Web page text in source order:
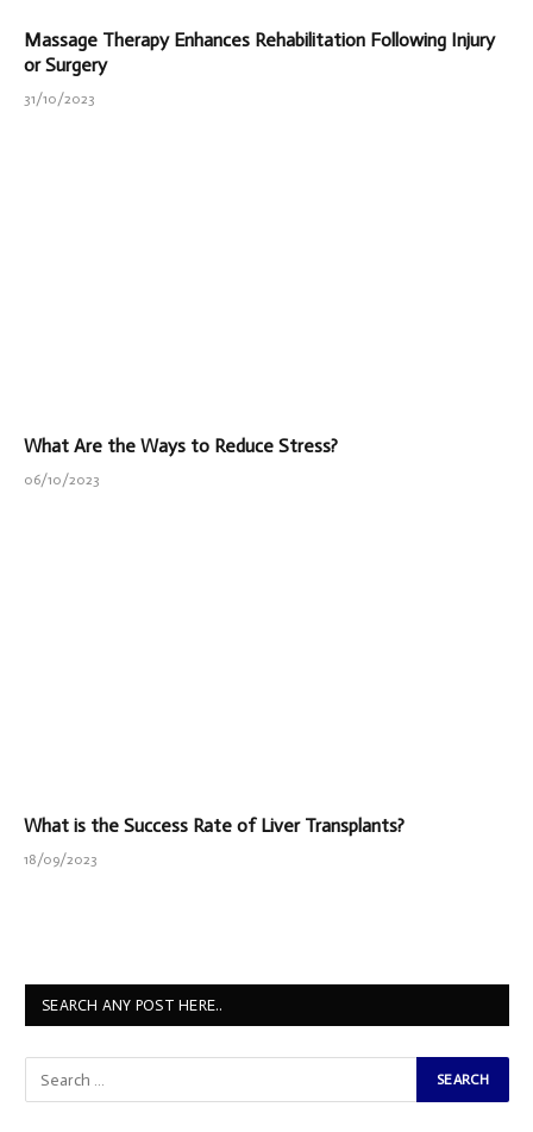
Massage Therapy Enhances Rehabilitation Following Injury
or Surgery
31/10/2023
What Are the Ways to Reduce Stress?
06/10/2023
What is the Success Rate of Liver Transplants?
18/09/2023
SEARCH ANY POST HERE..